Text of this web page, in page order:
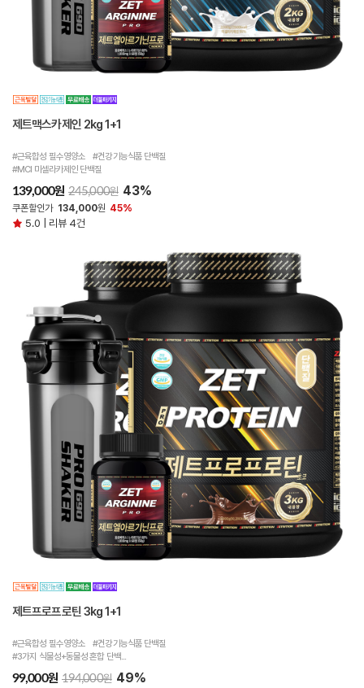
제트맥스카제인 2kg 1+1
#근육합성 필수영양소 #건강기능식품 단백질
#MCI 미셀라카제인 단백질
139,000원 245,000원 43%
쿠폰할인가 134,000원 45%
5.0 | 리뷰 4건
제트프로프로틴 3kg 1+1
#근육합성 필수영양소 #건강기능식품 단백질
#3가지 식물성+동물성 혼합 단백...
99,000원 194,000원 49%